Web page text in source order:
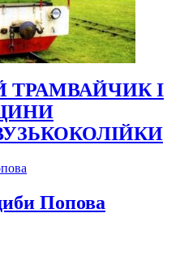
ТРАМВАЙЧИК І
Попова